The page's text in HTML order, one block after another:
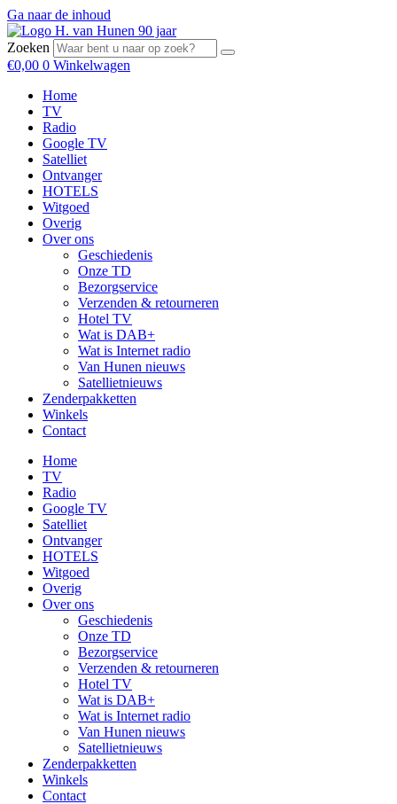
Ga naar de inhoud
Zoeken
€0,00 0 Winkelwagen
Home
TV
Radio
Google TV
Satelliet
Ontvanger
HOTELS
Witgoed
Overig
Over ons
Geschiedenis
Onze TD
Bezorgservice
Verzenden & retourneren
Hotel TV
Wat is DAB+
Wat is Internet radio
Van Hunen nieuws
Satellietnieuws
Zenderpakketten
Winkels
Contact
Home
TV
Radio
Google TV
Satelliet
Ontvanger
HOTELS
Witgoed
Overig
Over ons
Geschiedenis
Onze TD
Bezorgservice
Verzenden & retourneren
Hotel TV
Wat is DAB+
Wat is Internet radio
Van Hunen nieuws
Satellietnieuws
Zenderpakketten
Winkels
Contact